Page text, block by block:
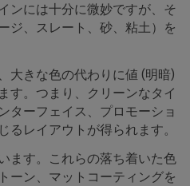
ンには十分に微妙ですが、そ
ジ、スレート、砂、粘土）を
大きな色の代わりに値 (明暗)
す。つまり、クリーンなタイ
ターフェイス、プロモーショ
るレイアウトが得られます。
ます。これらの落ち着いた色
ーン、マットコーティングを